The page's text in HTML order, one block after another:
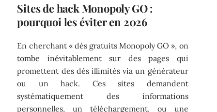
Sites de hack Monopoly GO :
pourquoi les éviter en 2026
En cherchant « dés gratuits Monopoly GO », on
tombe inévitablement sur des pages qui
promettent des dés illimités via un générateur
ou un hack. Ces sites demandent
systématiquement des informations
personnelles, un téléchargement, ou une